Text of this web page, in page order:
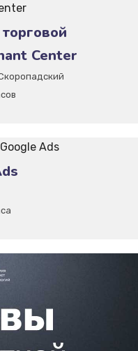
Center